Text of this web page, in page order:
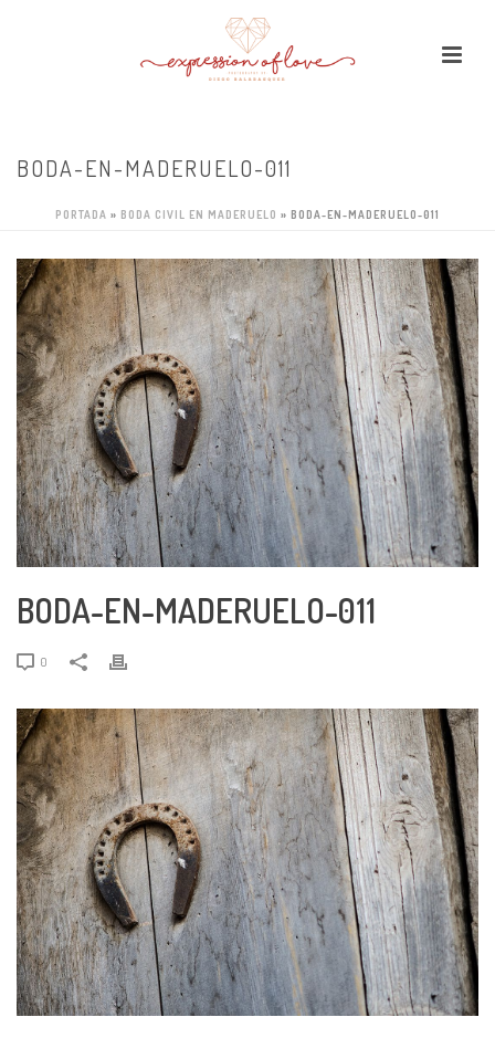
BODA-EN-MADERUELO-011
PORTADA » BODA CIVIL EN MADERUELO » BODA-EN-MADERUELO-011
BODA-EN-MADERUELO-011
0